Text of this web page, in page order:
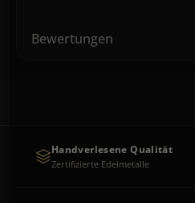
Bewertungen
Handverlesene Qualität
Zertifizierte Edelmetalle